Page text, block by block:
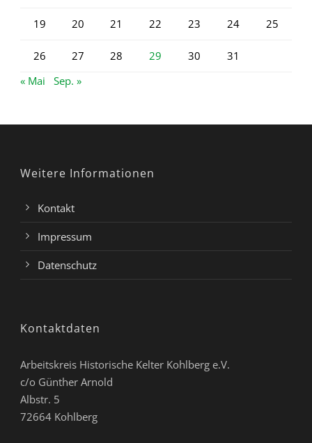
19 20 21 22 23 24 25
26 27 28 29 30
31
« Mai
Sep. »
Weitere Informationen
Kontakt
Impressum
Datenschutz
Kontaktdaten
Arbeitskreis Historische Kelter Kohlberg e.V.
c/o Günther Arnold
Albstr. 5
72664 Kohlberg